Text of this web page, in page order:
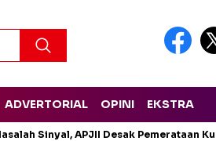
ADVERTORIAL OPINI EKSTRA
Sinyal, APJII Desak Pemerataan